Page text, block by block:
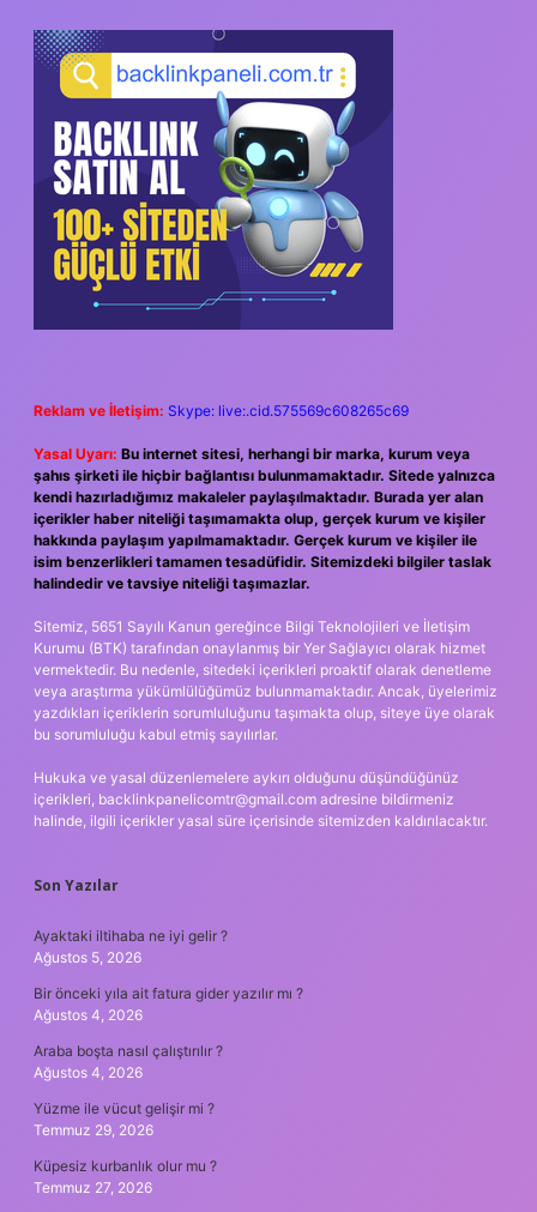
SIDEBAR
Reklam ve İletişim: Skype: live:.cid.575569c608265c69
Yasal Uyarı: Bu internet sitesi, herhangi bir marka, kurum veya
şahıs şirketi ile hiçbir bağlantısı bulunmamaktadır. Sitede yalnızca
kendi hazırladığımız makaleler paylaşılmaktadır. Burada yer alan
içerikler haber niteliği taşımamakta olup, gerçek kurum ve kişiler
hakkında paylaşım yapılmamaktadır. Gerçek kurum ve kişiler ile
isim benzerlikleri tamamen tesadüfidir. Sitemizdeki bilgiler taslak
halindedir ve tavsiye niteliği taşımazlar.
Sitemiz, 5651 Sayılı Kanun gereğince Bilgi Teknolojileri ve İletişim
Kurumu (BTK) tarafından onaylanmış bir Yer Sağlayıcı olarak hizmet
vermektedir. Bu nedenle, sitedeki içerikleri proaktif olarak denetleme
veya araştırma yükümlülüğümüz bulunmamaktadır. Ancak, üyelerimiz
yazdıkları içeriklerin sorumluluğunu taşımakta olup, siteye üye olarak
bu sorumluluğu kabul etmiş sayılırlar.
Hukuka ve yasal düzenlemelere aykırı olduğunu düşündüğünüz
içerikleri, backlinkpanelicomtr@gmail.com adresine bildirmeniz
halinde, ilgili içerikler yasal süre içerisinde sitemizden kaldırılacaktır.
Son Yazılar
Ayaktaki iltihaba ne iyi gelir ?
Ağustos 5, 2026
Bir önceki yıla ait fatura gider yazılır mı ?
Ağustos 4, 2026
Araba boşta nasıl çalıştırılır ?
Ağustos 4, 2026
Yüzme ile vücut gelişir mi ?
Temmuz 29, 2026
Küpesiz kurbanlık olur mu ?
Temmuz 27, 2026